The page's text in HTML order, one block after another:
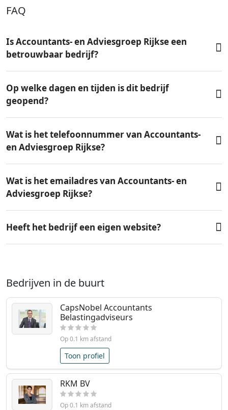
FAQ
Is Accountants- en Adviesgroep Rijkse een
betrouwbaar bedrijf?
Op welke dagen en tijden is dit bedrijf
geopend?
Wat is het telefoonnummer van Accountants-
en Adviesgroep Rijkse?
Wat is het emailadres van Accountants- en
Adviesgroep Rijkse?
Heeft het bedrijf een eigen website?
Bedrijven in de buurt
CapsNobel Accountants
Belastingadviseurs
Op 0.1 km afstand
Toon profiel
RKM BV
Op 0.1 km afstand